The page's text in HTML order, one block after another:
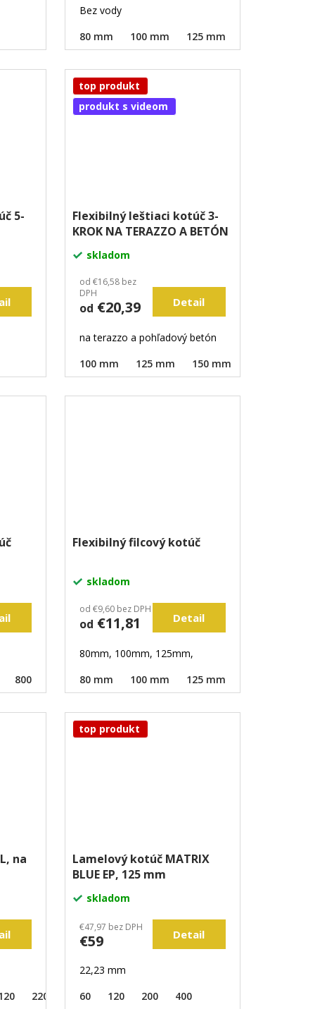
Bez vody
80 mm
100 mm 125 mm
5-
top produkt
produkt s videom
Flexibilný leštiaci kotúč 3-
KROK NA TERAZZO A BETÓN
skladom
od €16,58 bez
DPH
od €20,39 Detail
na terazzo a pohľadový betón
100 mm
125 mm 150 mm
800 3000 Unášač
Flexibilný filcový kotúč
skladom
od €9,60 bez DPH
od €11,81 Detail
80mm, 100mm, 125mm,
80 mm
100 mm 125 mm
na
220 320 400 600 800
top produkt
Lamelový kotúč MATRIX
BLUE EP, 125 mm
skladom
€47,97 bez DPH
€59 Detail
22,23 mm
60
120 200 400